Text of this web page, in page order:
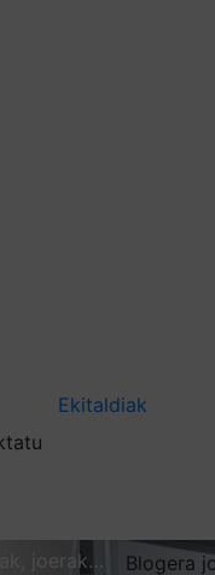
Ekitaldiak
joerak… Blogera